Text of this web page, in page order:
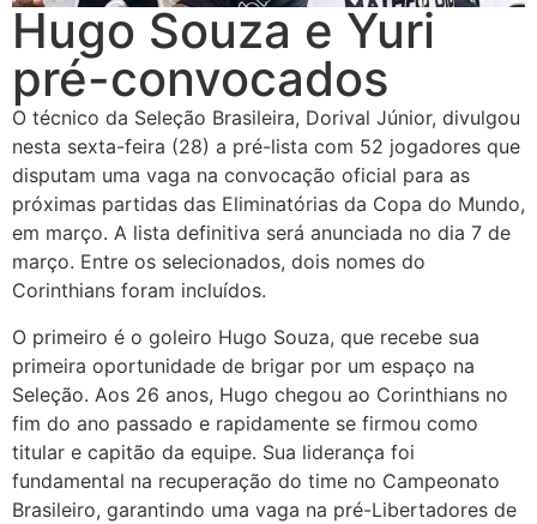
Hugo Souza e Yuri
pré-convocados
O técnico da Seleção Brasileira, Dorival Júnior, divulgou
nesta sexta-feira (28) a pré-lista com 52 jogadores que
disputam uma vaga na convocação oficial para as
próximas partidas das Eliminatórias da Copa do Mundo,
em março. A lista definitiva será anunciada no dia 7 de
março. Entre os selecionados, dois nomes do
Corinthians foram incluídos.
O primeiro é o goleiro Hugo Souza, que recebe sua
primeira oportunidade de brigar por um espaço na
Seleção. Aos 26 anos, Hugo chegou ao Corinthians no
fim do ano passado e rapidamente se firmou como
titular e capitão da equipe. Sua liderança foi
fundamental na recuperação do time no Campeonato
Brasileiro, garantindo uma vaga na pré-Libertadores de